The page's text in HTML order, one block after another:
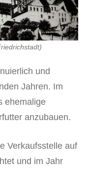
und
Jahren. Im
ehemalige
anzubauen.
Verkaufsstelle auf
und im Jahr